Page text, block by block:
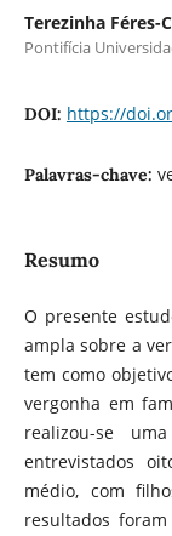
Terezinha Féres-
Pontifícia
DOI: https://
Palavras-chave:
Resumo
O presente
ampla sobre a
tem como
vergonha em
realizou-se
entrevistados
médio, com
resultados